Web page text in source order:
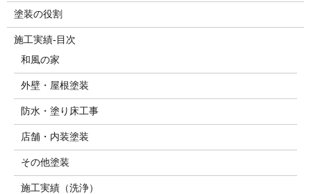
塗装の役割
施工実績-目次
和風の家
外壁・屋根塗装
防水・塗り床工事
店舗・内装塗装
その他塗装
施工実績（洗浄）